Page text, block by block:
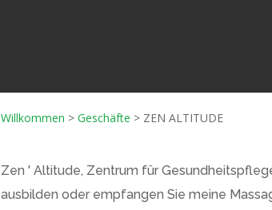
Willkommen > Geschäfte > ZEN ALTITUDE
Zen ' Altitude, Zentrum für
ausbilden oder empfangen Sie meine